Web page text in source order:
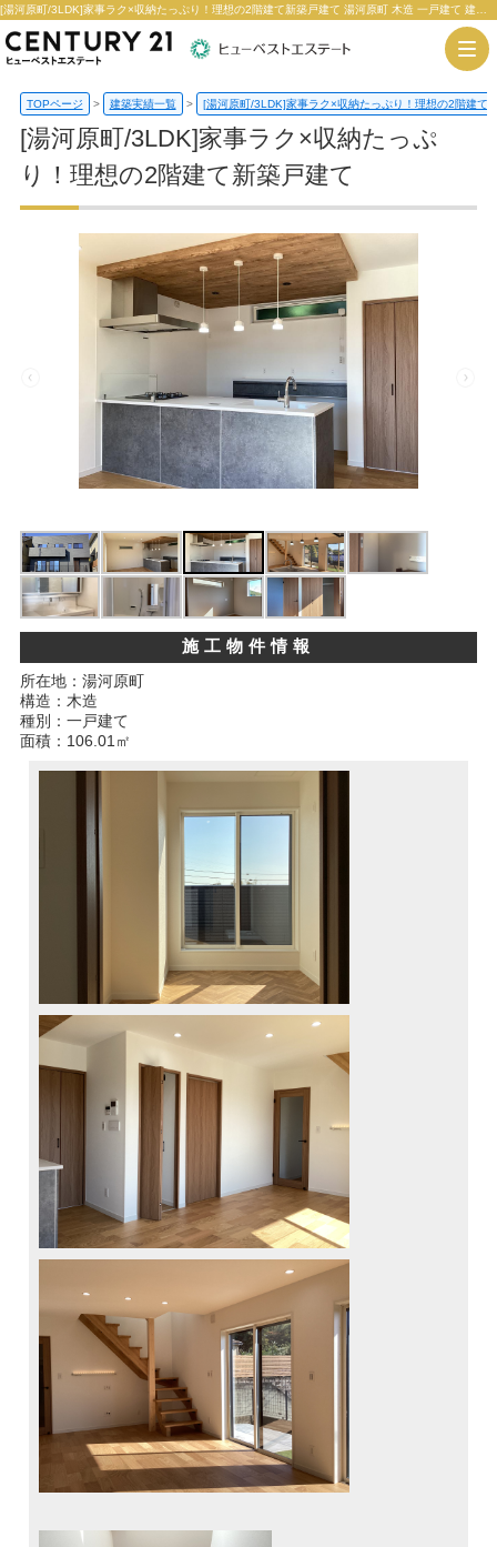
TOPページ > 建築実績一覧 > [湯河原町/3LDK]家事ラク×収納たっぷり！理想の2階建て
[湯河原町/3LDK]家事ラク×収納たっぷ
り！理想の2階建て新築戸建て
施工物件情報
所在地：湯河原町
構造：木造
種別：一戸建て
面積：106.01㎡